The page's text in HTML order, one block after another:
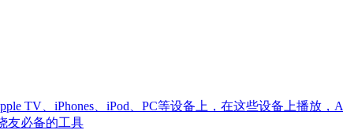
TV、iPhones、iPod、PC等设备上，在这些设备上播放
友必备的工具